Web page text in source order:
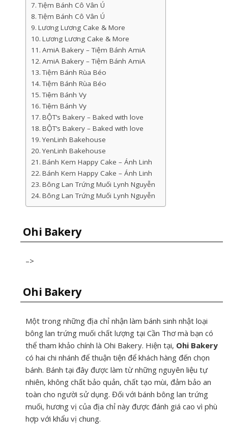
Tiệm Bánh Cô Vân Ú
Tiệm Bánh Cô Vân Ú
Lương Lương Cake & More
Lương Lương Cake & More
AmiA Bakery – Tiệm Bánh AmiA
AmiA Bakery – Tiệm Bánh AmiA
Tiệm Bánh Rùa Béo
Tiệm Bánh Rùa Béo
Tiệm Bánh Vy
Tiệm Bánh Vy
BỘT’s Bakery – Baked with love
BỘT’s Bakery – Baked with love
YenLinh Bakehouse
YenLinh Bakehouse
Bánh Kem Happy Cake – Ánh Linh
Bánh Kem Happy Cake – Ánh Linh
Bông Lan Trứng Muối Lynh Nguyễn
Bông Lan Trứng Muối Lynh Nguyễn
Ohi Bakery
–>
Ohi Bakery
Một trong những địa chỉ nhận làm bánh sinh nhật loại
bông lan trứng muối chất lượng tại Cần Thơ mà bạn có
thể tham khảo chính là Ohi Bakery. Hiện tại, Ohi Bakery
có hai chi nhánh để thuận tiện để khách hàng đến chọn
bánh. Bánh tại đây được làm từ những nguyên liệu tự
nhiên, không chất bảo quản, chất tạo mùi, đảm bảo an
toàn cho người sử dụng. Đối với bánh bông lan trứng
muối, hương vị của địa chỉ này được đánh giá cao vì phù
hợp với khẩu vị chung.